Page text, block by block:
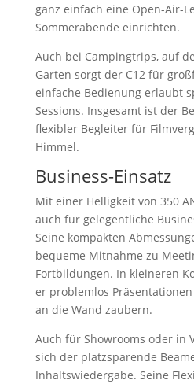
ganz einfach eine Open-Air-
Sommerabende einrichten.
Auch bei Campingtrips, auf
Garten sorgt der C12 für
einfache Bedienung erlaubt
Sessions. Insgesamt ist der
flexibler Begleiter für
Himmel.
Business-Einsatz
Mit einer Helligkeit von 350
auch für gelegentliche
Seine kompakten
bequeme Mitnahme zu
Fortbildungen. In kleineren
er problemlos
an die Wand zaubern.
Auch für Showrooms oder in
sich der platzsparende
Inhaltswiedergabe. Seine